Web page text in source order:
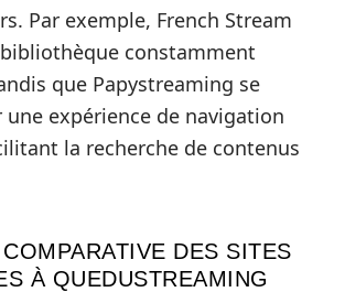
Par exemple, French Stream
constamment
que Papystreaming se
une expérience de navigation
la recherche de contenus
DES SITES
À QUEDUSTREAMING